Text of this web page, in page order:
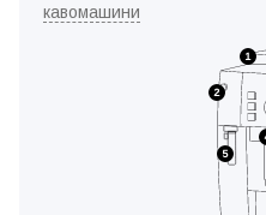
кавомашини